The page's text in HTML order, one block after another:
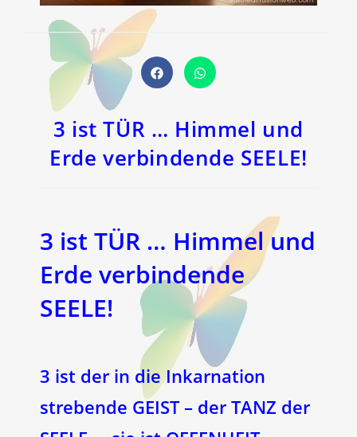
Öffnet
in
Fenster
Öffnet
in
3 ist TÜR … Himmel und
Erde verbindende SEELE!
3 ist TÜR … Himmel und
Erde verbindende
SEELE!
3 ist der in die Inkarnation
strebende GEIST – der TANZ der